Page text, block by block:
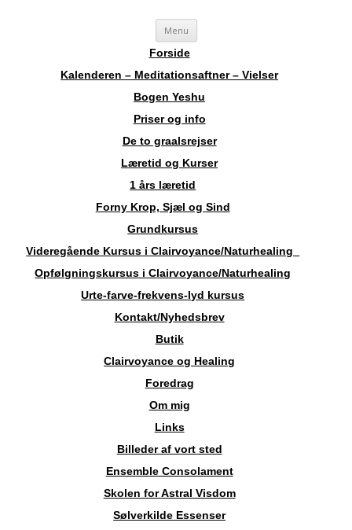
Landskendt Clairvoyant, Healer, Harpespiller, Forfatter, Counsellor,
Aura-Soma Terapeut, og Druide.
Menu Videre
indhold
Forside
Kalenderen – Meditationsaftner – Vielser
Bogen Yeshu
Priser og info
De to graalsrejser
Læretid og Kurser
1 års læretid
Forny Krop, Sjæl og Sind
Grundkursus
Videregående Kursus i Clairvoyance/Naturhealing
Opfølgningskursus i Clairvoyance/Naturhealing
Urte-farve-frekvens-lyd kursus
Kontakt/Nyhedsbrev
Butik
Clairvoyance og Healing
Foredrag
Om mig
Links
Billeder af vort sted
Ensemble Consolament
Skolen for Astral Visdom
Sølverkilde Essenser